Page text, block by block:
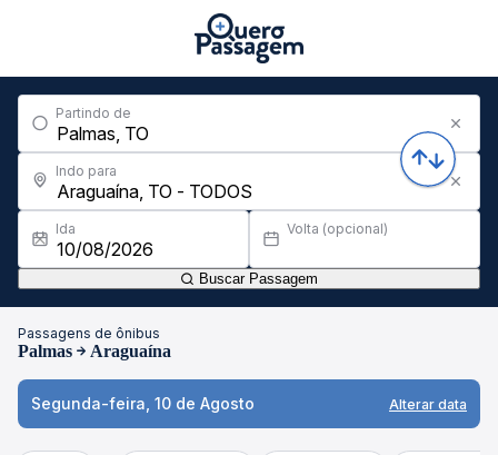
Partindo de
Indo para
Ida Volta (opcional)
Buscar Passagem
Passagens de ônibus
Palmas Araguaína
Segunda-feira, 10 de Agosto Alterar data